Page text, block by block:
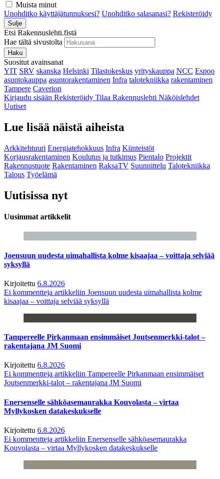
Muista minut
Unohditko käyttäjätunnuksesi? Unohditko salasanasi? Rekisteröidy
Sulje
Etsi Rakennuslehti.fistä
Hae tältä sivustolta
Haku
Suositut avainsanat
YIT SRV skanska Helsinki Tilastokeskus yrityskauppa NCC Espoo
asuntokauppa asuntorakentaminen Infra talotekniikka rakentaminen
Tampere Caverion
Kirjaudu sisään Rekisteröidy Tilaa Rakennuslehti Näköislehdet
Uutiset
Lue lisää näistä aiheista
Arkkitehtuuri Energiatehokkuus Infra Kiinteistöt
Korjausrakentaminen Koulutus ja tutkimus Pientalo Projektit
Rakennustuote Rakentaminen RaksaTV Suunnittelu Talotekniikka
Talous Työelämä
Uutisissa nyt
Uusimmat artikkelit
Joensuun uudesta uimahallista kolme kisaajaa – voittaja selviää
syksyllä
Kirjoitettu 6.8.2026
Ei kommentteja artikkeliin Joensuun uudesta uimahallista kolme
kisaajaa – voittaja selviää syksyllä
Tampereelle Pirkanmaan ensimmäiset Joutsenmerkki-talot –
rakentajana JM Suomi
Kirjoitettu 6.8.2026
Ei kommentteja artikkeliin Tampereelle Pirkanmaan ensimmäiset
Joutsenmerkki-talot – rakentajana JM Suomi
Enersenselle sähköasemaurakka Kouvolasta – virtaa
Myllykosken datakeskukselle
Kirjoitettu 6.8.2026
Ei kommentteja artikkeliin Enersenselle sähköasemaurakka
Kouvolasta – virtaa Myllykosken datakeskukselle